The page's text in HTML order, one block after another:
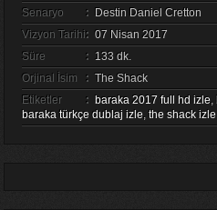
Senaryo
: Destin Daniel Cretton
Vizyon Tarihi: 07 Nisan 2017
Süre
: 133 dk.
Orjinal İsim
: The Shack
Etiketler
: baraka 2017 full hd izle,
baraka türkçe dublaj izle, the shack izle